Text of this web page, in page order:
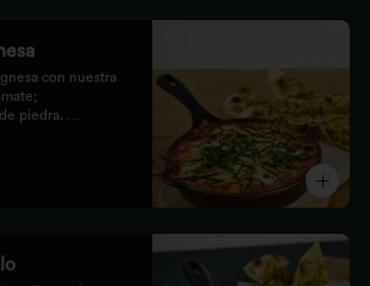
con nuestra
piedra.